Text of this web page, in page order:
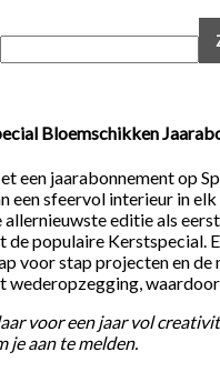
Bloemschikken
een jaarabonnement op
een sfeervol interieur in
allernieuwste editie als
de populaire Kerstspecial.
voor stap projecten en
wederopzegging,
voor een jaar vol
je aan te melden.